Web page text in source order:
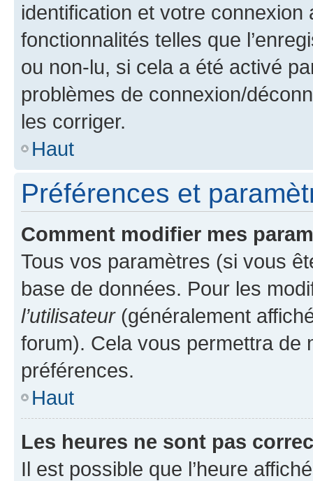
identification et votre
fonctionnalités telles que
ou non-lu, si cela a été activé
problèmes de connexion/
les corriger.
Haut
Préférences et
Comment modifier mes
Tous vos paramètres (si vous
base de données. Pour les
l’utilisateur(généralement
forum). Cela vous permettra de
préférences.
Haut
Les heures ne sont pas
Il est possible que l’heure